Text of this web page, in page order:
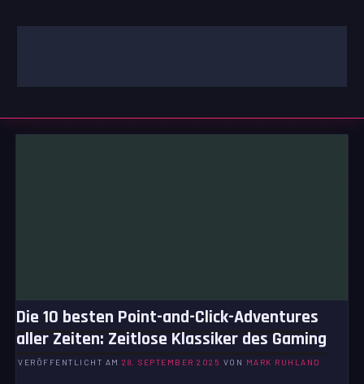
Inhalt
Die 10 besten Point-and-Click-Adventures
aller Zeiten: Zeitlose Klassiker des Gaming
VERÖFFENTLICHT AM28. SEPTEMBER 2025 VON MARK RUHLAND